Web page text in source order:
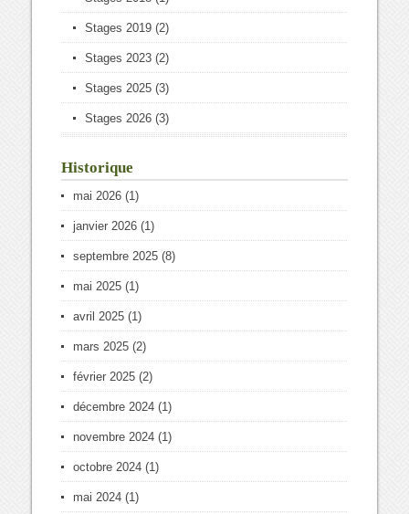
Stages 2019 (2)
Stages 2023 (2)
Stages 2025 (3)
Stages 2026 (3)
Historique
mai 2026 (1)
janvier 2026 (1)
septembre 2025 (8)
mai 2025 (1)
avril 2025 (1)
mars 2025 (2)
février 2025 (2)
décembre 2024 (1)
novembre 2024 (1)
octobre 2024 (1)
mai 2024 (1)